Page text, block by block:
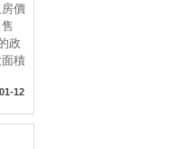
價
政
積
12